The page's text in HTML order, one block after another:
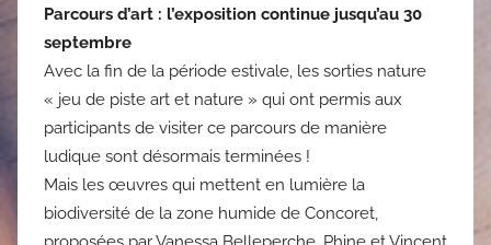
Parcours d’art : l’exposition continue jusqu’au 30
septembre
Avec la fin de la période estivale, les sorties nature
« jeu de piste art et nature » qui ont permis aux
participants de visiter ce parcours de manière
ludique sont désormais terminées !
Mais les œuvres qui mettent en lumière la
biodiversité de la zone humide de Concoret,